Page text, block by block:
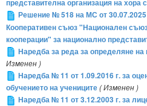
представителна организация на хора
Решение № 518 на МС от 30.07.2025
Кооперативен съюз "Национален
кооперации" за национално
Наредба за реда за определяне
Изменен )
Наредба № 11 от 1.09.2016 г. за
обучението на учениците( Изменен )
Наредба № 11 от 3.12.2003 г. за